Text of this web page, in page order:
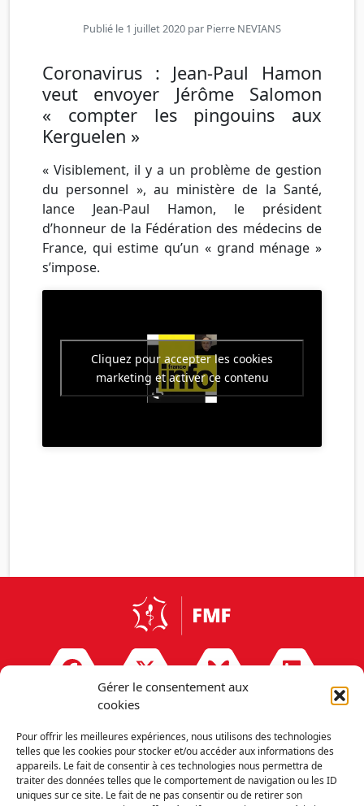
Gérer le consentement aux
cookies
Pour offrir les meilleures expériences, nous utilisons des technologies
telles que les cookies pour stocker et/ou accéder aux informations des
appareils. Le fait de consentir à ces technologies nous permettra de
traiter des données telles que le comportement de navigation ou les ID
uniques sur ce site. Le fait de ne pas consentir ou de retirer son
Publié le 1 juillet 2020 par Pierre NEVIANS
Coronavirus : Jean-Paul Hamon
veut envoyer Jérôme Salomon
« compter les pingouins aux
Kerguelen »
« Visiblement, il y a un problème de gestion
du personnel », au ministère de la Santé,
lance Jean-Paul Hamon, le président
d’honneur de la Fédération des médecins de
France, qui estime qu’un « grand ménage »
s’impose.
Cliquez pour accepter les cookies
marketing et activer ce contenu
Découvrir la FMF
Mentions légales
Politique de confidentialité
RGPD